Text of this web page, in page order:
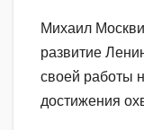
Михаил
развитие
своей работы
достижения